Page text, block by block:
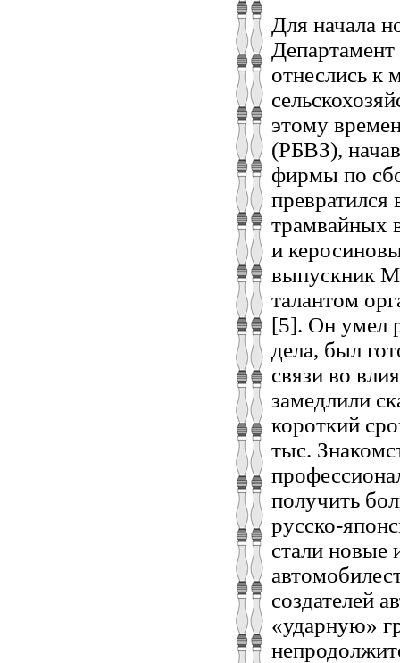
Для начала
отнеслись к
этому
(РБВЗ),
фирмы по
трамвайных
и
выпускник
талантом
[5]. Он умел
дела, был
связи во
замедлили
короткий
тыс.
получить
русско-
стали новые
создателей
«ударную»